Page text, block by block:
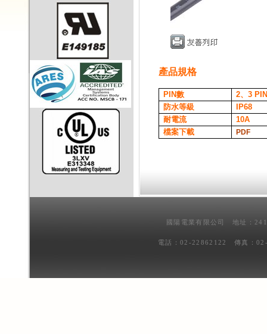
產品規格
PIN數 2、3
防水等級
IP68
耐電流
10A
檔案下載
PDF
國陽電業有限公司 地址：
電話：02-22862122 傳真：